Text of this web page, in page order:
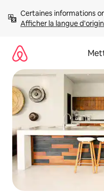
directement
Afficher la langue